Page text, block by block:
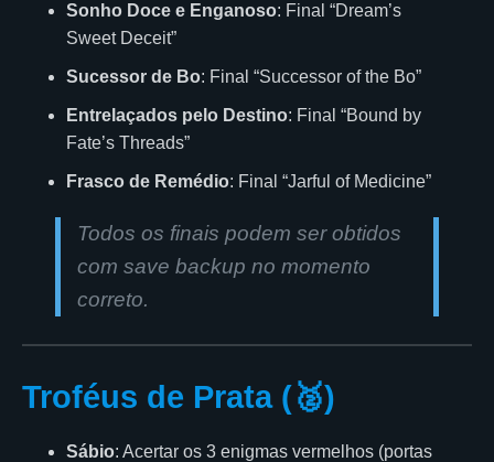
Sonho Doce e Enganoso: Final “Dream’s
Sweet Deceit”
Sucessor de Bo: Final “Successor of the Bo”
Entrelaçados pelo Destino: Final “Bound by
Fate’s Threads”
Frasco de Remédio: Final “Jarful of Medicine”
Todos os finais podem ser obtidos
com save backup no momento
correto.
Troféus de Prata (🥈)
Sábio: Acertar os 3 enigmas vermelhos (portas